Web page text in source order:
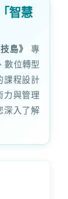
智慧
島》
專
數位轉型
課程設計
力與管理
深入了解